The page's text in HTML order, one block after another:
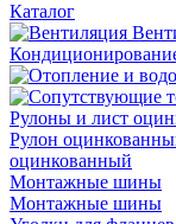
Каталог
Рулоны и лист
Рулон
оцинкованный
Монтажные шины
Монтажные шины